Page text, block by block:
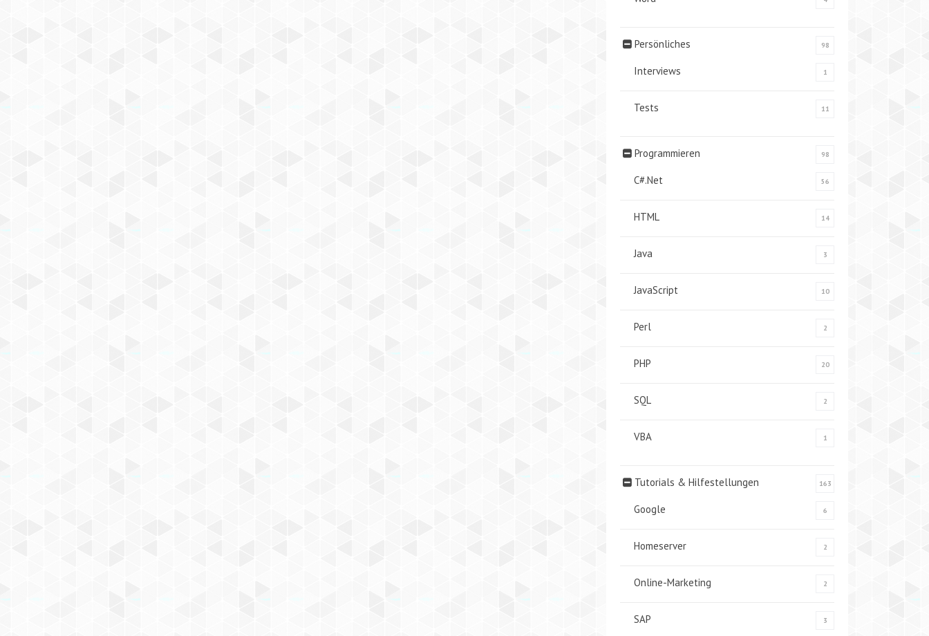
Persönliches 98
Interviews 1
Tests 11
Programmieren 98
C#.Net 56
HTML 14
Java 3
JavaScript 10
Perl 2
PHP 20
SQL 2
VBA 1
Tutorials & Hilfestellungen 163
Google 6
Homeserver 2
Online-Marketing 2
SAP 3